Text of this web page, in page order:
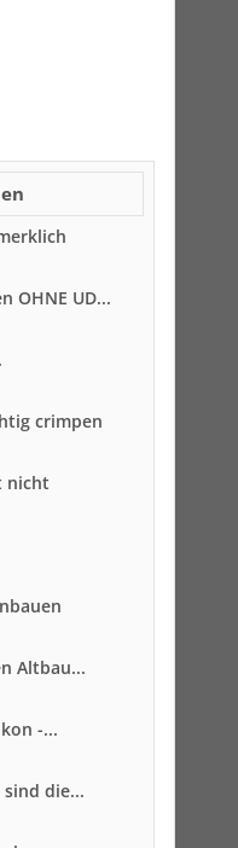
OHNE UD...
crimpen
nicht
Altbau...
-...
die...